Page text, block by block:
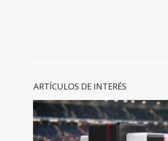
ARTÍCULOS DE INTERÉS